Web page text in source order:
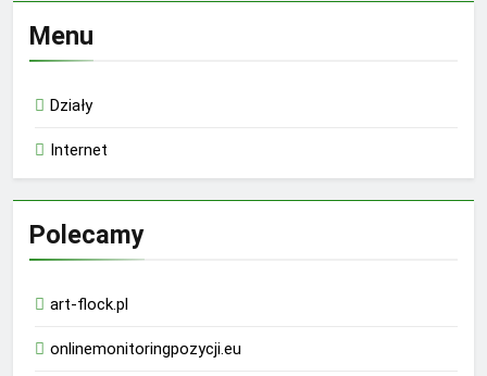
Menu
Działy
Internet
Polecamy
art-flock.pl
onlinemonitoringpozycji.eu